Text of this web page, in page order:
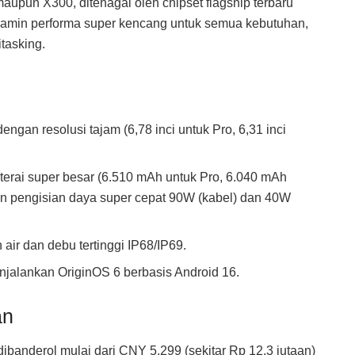
X300, ditenagai oleh chipset flagship terbaru
performa super kencang untuk semua kebutuhan,
resolusi tajam (6,78 inci untuk Pro, 6,31 inci
super besar (6.510 mAh untuk Pro, 6.040 mAh
pengisian daya super cepat 90W (kabel) dan 40W
dan debu tertinggi IP68/IP69.
OriginOS 6 berbasis Android 16.
mulai dari CNY 5.299 (sekitar Rp 12,3 jutaan)